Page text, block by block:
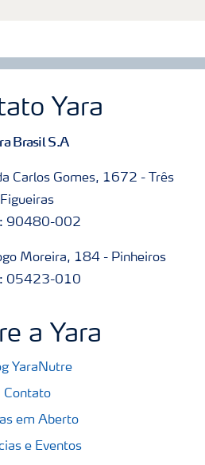
Yara
Brasil S.A
Carlos Gomes, 1672 - Três
Figueiras
90480-002
Moreira, 184 - Pinheiros
05423-010
a Yara
YaraNutre
Contato
em Aberto
e Eventos